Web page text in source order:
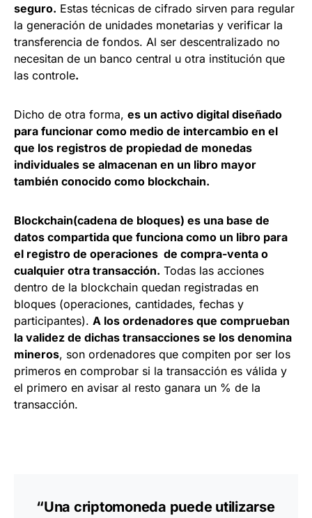
seguro. Estas técnicas de cifrado sirven para regular
la generación de unidades monetarias y verificar la
transferencia de fondos. Al ser descentralizado no
necesitan de un banco central u otra institución que
las controle.
Dicho de otra forma, es un activo digital diseñado
para funcionar como medio de intercambio en el
que los registros de propiedad de monedas
individuales se almacenan en un libro mayor
también conocido como blockchain.
Blockchain(cadena de bloques) es una base de
datos compartida que funciona como un libro para
el registro de operaciones de compra-venta o
cualquier otra transacción. Todas las acciones
dentro de la blockchain quedan registradas en
bloques (operaciones, cantidades, fechas y
participantes). A los ordenadores que comprueban
la validez de dichas transacciones se los denomina
mineros, son ordenadores que compiten por ser los
primeros en comprobar si la transacción es válida y
el primero en avisar al resto ganara un % de la
transacción.
“Una criptomoneda puede utilizarse